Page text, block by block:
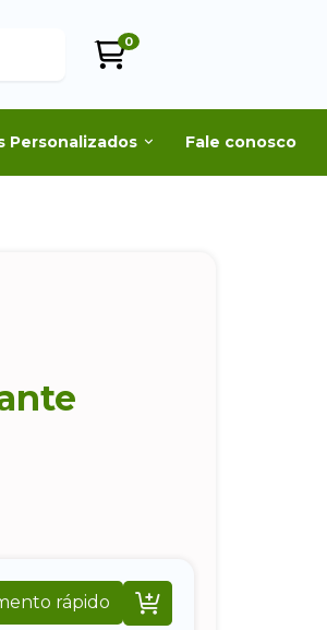
0
Personalizados Fale conosco
rápido 